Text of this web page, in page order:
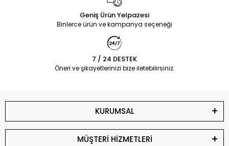
Geniş Ürün Yelpazesi
Binlerce ürün ve kampanya seçeneği
7 / 24 DESTEK
Öneri ve şikayetlerinizi bize iletebilirsiniz.
KURUMSAL
MÜŞTERİ HİZMETLERİ